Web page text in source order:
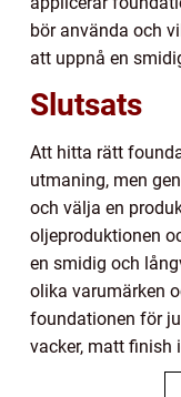
bör använda och
att uppnå en
Slutsats
Att hitta rätt
utmaning, men
och välja en
oljeproduktionen
en smidig och
olika varumärken
foundationen för
vacker, matt finish